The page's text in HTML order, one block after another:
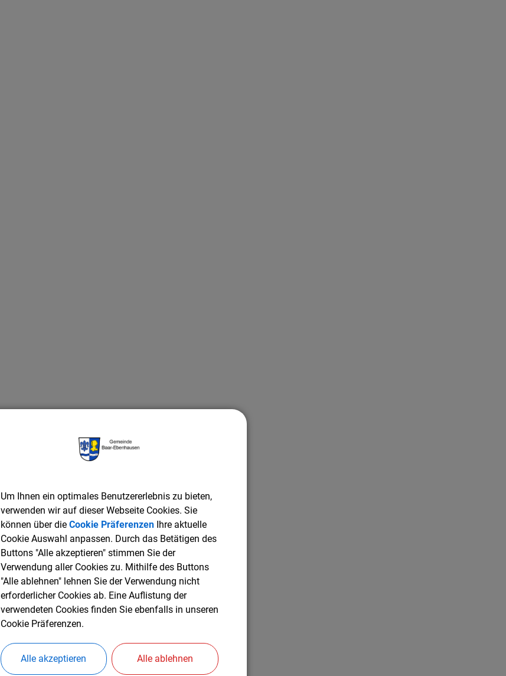
Um Ihnen ein optimales Benutzererlebnis zu bieten,
verwenden wir auf dieser Webseite Cookies. Sie
können über die Cookie PräferenzenIhre aktuelle
Cookie Auswahl anpassen. Durch das Betätigen des
Buttons "Alle akzeptieren" stimmen Sie der
Verwendung aller Cookies zu. Mithilfe des Buttons
"Alle ablehnen" lehnen Sie der Verwendung nicht
erforderlicher Cookies ab. Eine Auflistung der
verwendeten Cookies finden Sie ebenfalls in unseren
Cookie Präferenzen.
Alle akzeptieren Alle ablehnen